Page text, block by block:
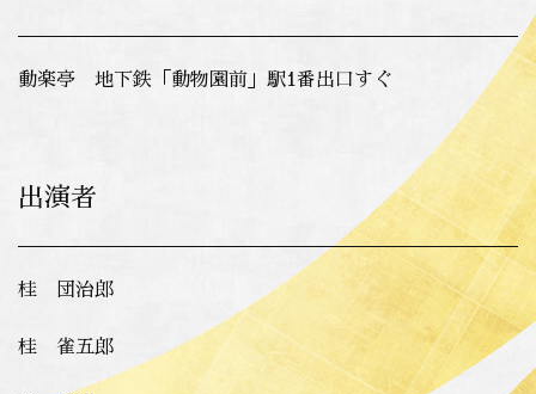
動楽亭 地下鉄「動物園前」駅1番出口すぐ
出演者
桂 団治郎
桂 雀五郎